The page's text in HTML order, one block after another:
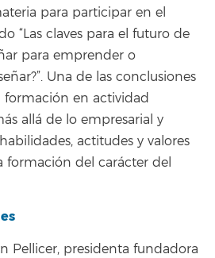
para participar en el
“Las claves para el futuro de
para emprender o
Una de las conclusiones
formación en actividad
allá de lo empresarial y
actitudes y valores
formación del carácter del
Pellicer, presidenta fundadora